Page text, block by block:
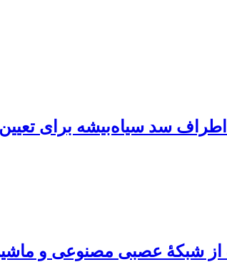
سد سیاه‌بیشه برای
از شبکۀ عصبی مصنوعی و